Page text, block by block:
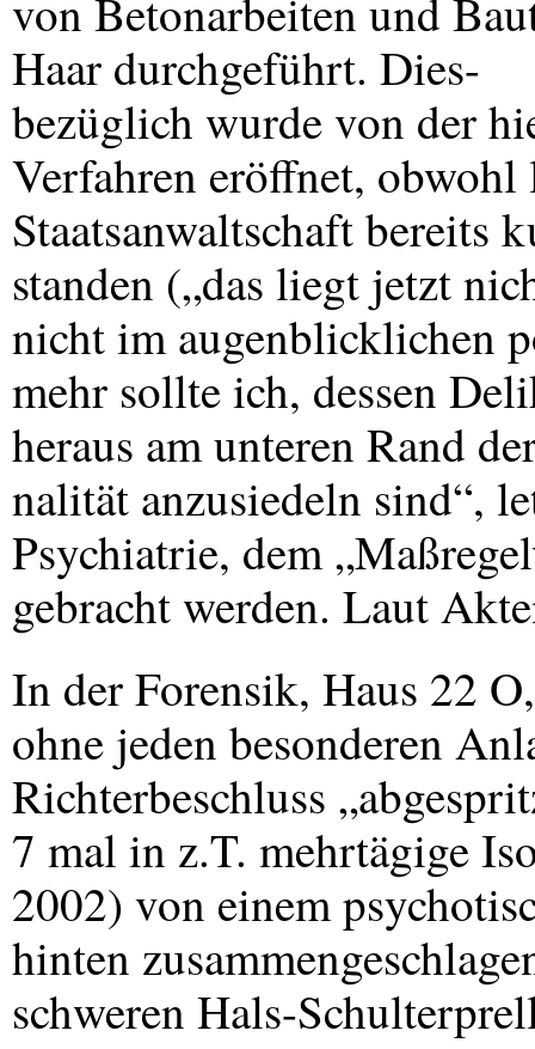
von Betonarbeiten und
Haar durchgeführt. Dies-
bezüglich wurde von der
Verfahren eröffnet,
Staatsanwaltschaft bereits
standen („das liegt jetzt
nicht im augenblicklichen
mehr sollte ich, dessen
heraus am unteren Rand
nalität anzusiedeln sind“,
Psychiatrie, dem
gebracht werden. Laut
In der Forensik, Haus 22
ohne jeden besonderen
Richterbeschluss
7 mal in z.T. mehrtägige
2002) von einem
hinten
schweren Hals-